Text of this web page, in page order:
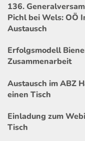
136.
Pichl bei Wels: OÖ
Austausch
Erfolgsmodell
Zusammenarbeit
Austausch im ABZ
einen Tisch
Einladung zum
Tisch